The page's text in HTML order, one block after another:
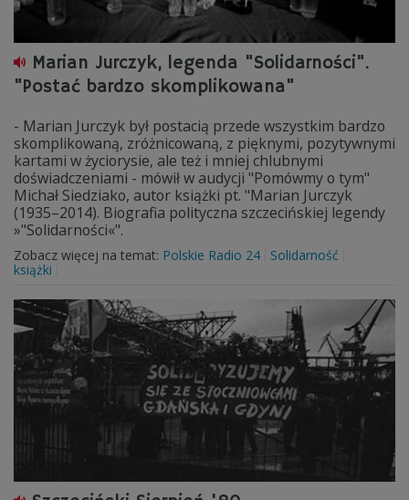
Marian Jurczyk, legenda "Solidarności".
"Postać bardzo skomplikowana"
- Marian Jurczyk był postacią przede wszystkim bardzo
skomplikowaną, zróżnicowaną, z pięknymi, pozytywnymi
kartami w życiorysie, ale też i mniej chlubnymi
doświadczeniami - mówił w audycji "Pomówmy o tym"
Michał Siedziako, autor książki pt. "Marian Jurczyk
(1935–2014). Biografia polityczna szczecińskiej legendy
»"Solidarności«".
Zobacz więcej na temat: Polskie Radio 24
Solidarność
książki